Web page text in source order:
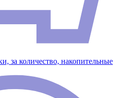
за количество, накопительные